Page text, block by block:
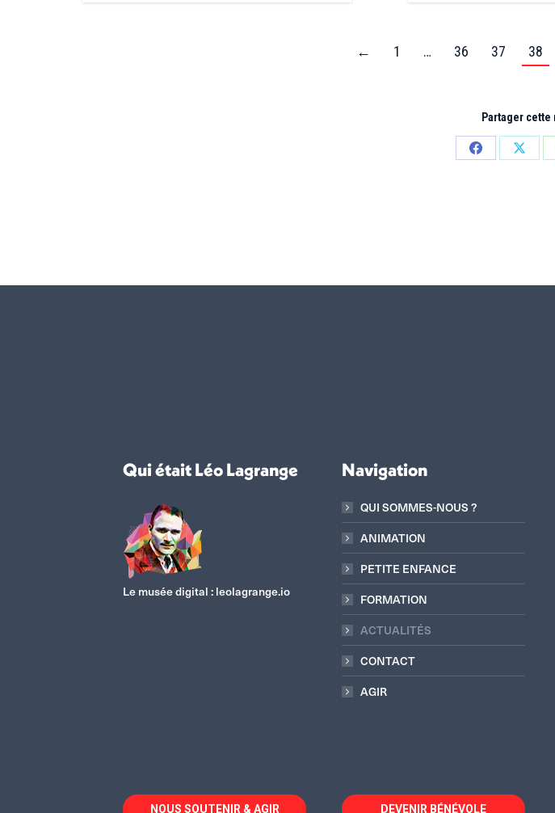
← 1 … 36 37 38
Partager
Partager
Qui était Léo Lagrange
Le musée digital :leolagrange.io
Navigation
QUI SOMMES-NOUS ?
ANIMATION
PETITE ENFANCE
FORMATION
ACTUALITÉS
CONTACT
AGIR
NOUS SOUTENIR & AGIR DEVENIR BÉNÉVOLE